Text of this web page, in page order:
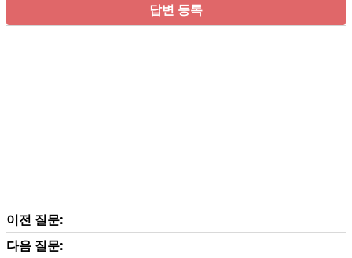
답변 등록
이전 질문:
다음 질문: